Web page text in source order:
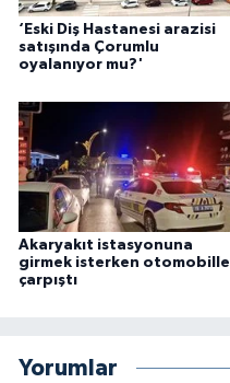
‘Eski Diş Hastanesi arazisi
satışında Çorumlu
oyalanıyor mu?'
Akaryakıt istasyonuna
girmek isterken otomobille
çarpıştı
Yorumlar